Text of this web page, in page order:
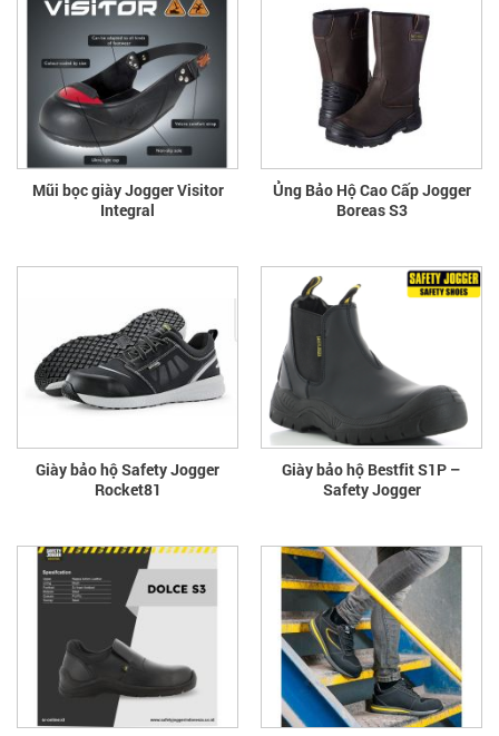
Mũi bọc giày Jogger Visitor
Integral
Ủng Bảo Hộ Cao Cấp Jogger
Boreas S3
Giày bảo hộ Safety Jogger
Rocket81
Giày bảo hộ Bestfit S1P –
Safety Jogger